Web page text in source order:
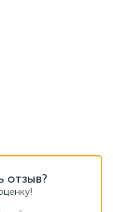
отзыв?